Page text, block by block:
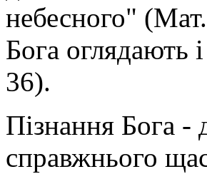
небесного"
Бога оглядають
36).
Пізнання Бога -
справжнього